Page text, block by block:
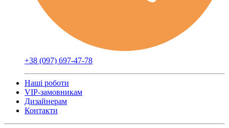
+38 (097) 697-47-78
Наші роботи
VIP-замовникам
Дизайнерам
Контакти